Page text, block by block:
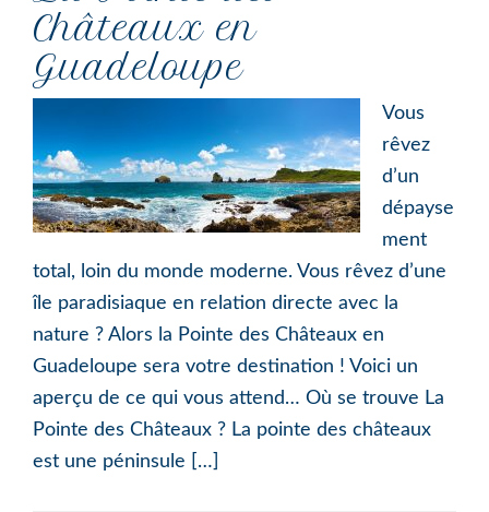
Châteaux en
Guadeloupe
Vous
rêvez
d’un
dépayse
ment
total, loin du monde moderne. Vous rêvez d’une
île paradisiaque en relation directe avec la
nature ? Alors la Pointe des Châteaux en
Guadeloupe sera votre destination ! Voici un
aperçu de ce qui vous attend… Où se trouve La
Pointe des Châteaux ? La pointe des châteaux
est une péninsule […]